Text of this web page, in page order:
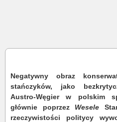
Negatywny obraz
stańczyków, jako
Austro-Węgier w polskim
głównie poprzez Wesele
rzeczywistości politycy